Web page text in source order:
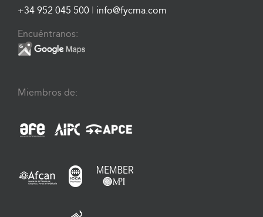
+34 952 045 500 | info@fycma.com
Encuéntranos:
Miembros de: